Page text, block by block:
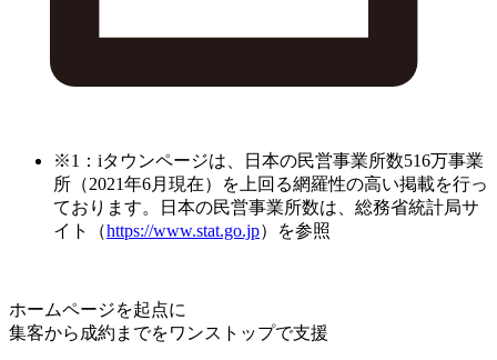
※1：iタウンページは、日本の民営事業所数516万事業
所（2021年6月現在）を上回る網羅性の高い掲載を行っ
ております。日本の民営事業所数は、総務省統計局サ
イト（https://www.stat.go.jp）を参照
ホームページを起点に
集客から成約までをワンストップで支援